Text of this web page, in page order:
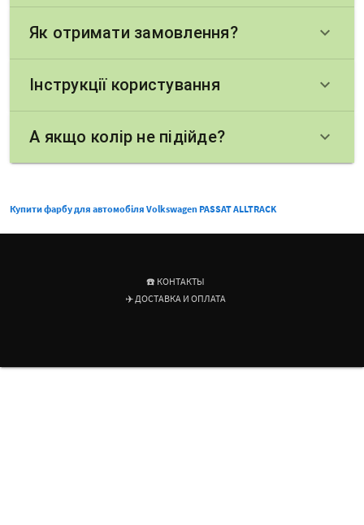
Як отримати замовлення? keyboard_arrow_down
Інструкції користування keyboard_arrow_down
А якщо колір не підійде? keyboard_arrow_down
Купити фарбу для автомобіля Volkswagen PASSAT ALLTRACK
☎️ КОНТАКТЫ
✈️ ДОСТАВКА И ОПЛАТА